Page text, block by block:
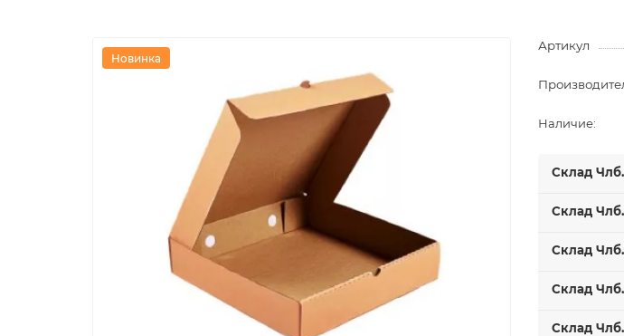
Новинка
Артикул
Наличие:
Склад
Склад
Склад Члб.
Склад
Склад